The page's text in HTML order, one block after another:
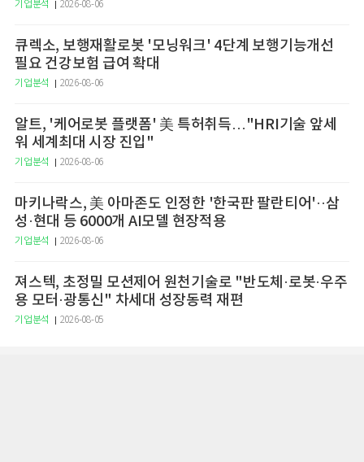
기업분석 2026-08-06
큐렉소, 보행재활로봇 '모닝워크' 4단계 보행기능개선
필요 건강보험 급여 확대
기업분석 2026-08-06
알트, '케어로봇 플랫폼' 美 특허취득…"HRI기술 앞세
워 세계최대 시장 진입"
기업분석 2026-08-06
마키나락스, 美 아마존도 인정한 '한국판 팔란티어'··삼
성·현대 등 6000개 AI모델 현장적용
기업분석 2026-08-06
져스텍, 초정밀 모션제어 원천기술로 "반도체·로봇·우주
용 모터·광통신" 차세대 성장동력 재편
기업분석 2026-08-05